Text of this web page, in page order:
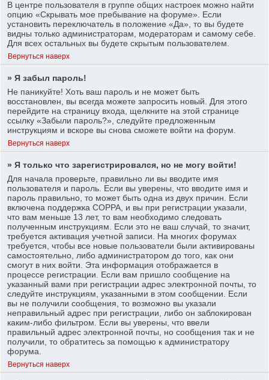
В центре пользователя в группе общих настроек можно найти
опцию «Скрывать мое пребывание на форуме». Если
установить переключатель в положение «Да», то вы будете
видны только администраторам, модераторам и самому себе.
Для всех остальных вы будете скрытым пользователем.
Вернуться наверх
» Я забыл пароль!
Не паникуйте! Хоть ваш пароль и не может быть
восстановлен, вы всегда можете запросить новый. Для этого
перейдите на страницу входа, щелкните на этой странице
ссылку «Забыли пароль?», следуйте предложенным
инструкциям и вскоре вы снова сможете войти на форум.
Вернуться наверх
» Я только что зарегистрировался, но не могу войти!
Для начала проверьте, правильно ли вы вводите имя
пользователя и пароль. Если вы уверены, что вводите имя и
пароль правильно, то может быть одна из двух причин. Если
включена поддержка COPPA, и вы при регистрации указали,
что вам меньше 13 лет, то вам необходимо следовать
полученным инструкциям. Если это не ваш случай, то значит,
требуется активация учетной записи. На многих форумах
требуется, чтобы все новые пользователи были активированы
самостоятельно, либо администратором до того, как они
смогут в них войти. Эта информация отображается в
процессе регистрации. Если вам пришло сообщение на
указанный вами при регистрации адрес электронной почты, то
следуйте инструкциям, указанными в этом сообщении. Если
вы не получили сообщения, то возможно вы указали
неправильный адрес при регистрации, либо он заблокирован
каким-либо фильтром. Если вы уверены, что ввели
правильный адрес электронной почты, но сообщения так и не
получили, то обратитесь за помощью к администратору
форума.
Вернуться наверх